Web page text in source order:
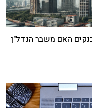
האם משבר הנדל"ן